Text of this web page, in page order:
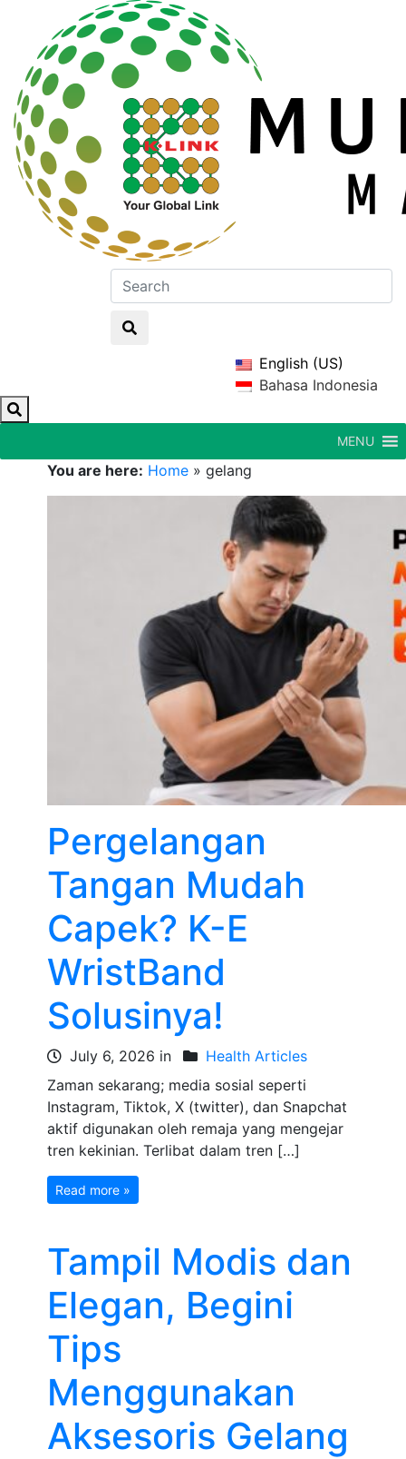
English (US)
Bahasa Indonesia
MENU
You are here: Home »gelang
Pergelangan
Tangan Mudah
Capek? K-E
WristBand
Solusinya!
July 6, 2026 in
Health Articles
Zaman sekarang; media sosial seperti
Instagram, Tiktok, X (twitter), dan Snapchat
aktif digunakan oleh remaja yang mengejar
tren kekinian. Terlibat dalam tren […]
Read more »
Tampil Modis dan
Elegan, Begini
Tips
Menggunakan
Aksesoris Gelang